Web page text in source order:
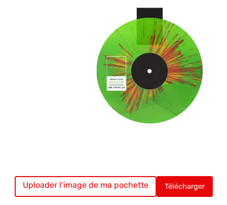
Vinyle chargé. Uploadez votre pochette.
Uploader l’image de ma pochette Télécharger